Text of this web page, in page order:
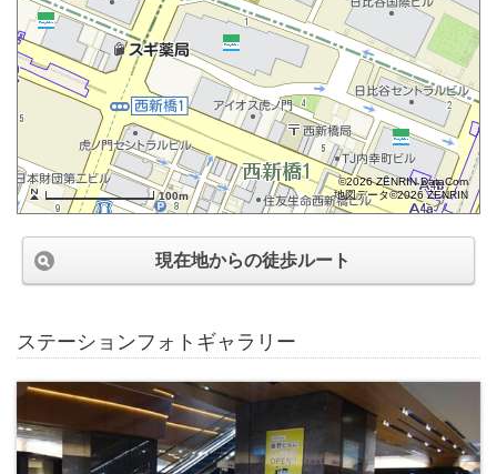
100m
©2026 ZENRIN DataCom
地図データ©2026 ZENRIN
現在地からの徒歩ルート
ステーションフォトギャラリー